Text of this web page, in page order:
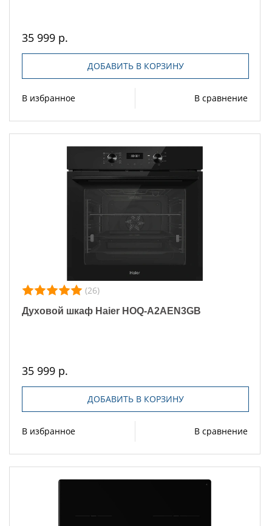
35 999 р.
ДОБАВИТЬ В КОРЗИНУ
В избранное В сравнение
(26)
Духовой шкаф Haier HOQ-A2AEN3GB
35 999 р.
ДОБАВИТЬ В КОРЗИНУ
В избранное В сравнение